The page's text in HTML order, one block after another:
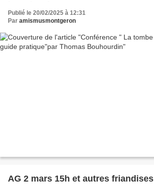
Publié le 20/02/2025 à 12:31
Par amismusmontgeron
AG 2 mars 15h et autres friandises